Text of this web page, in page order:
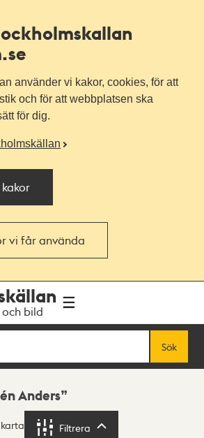
använder vi kakor, cookies, för att
och för att webbplatsen ska
för dig.
vi får använda
bild
Sök
Anders
Filtrera